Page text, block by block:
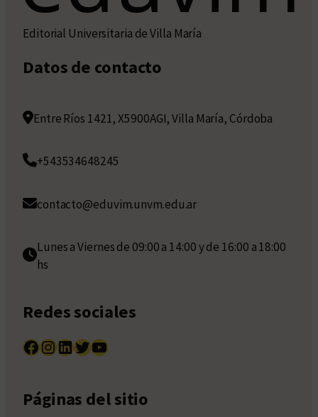
Editorial Universitaria de Villa María
Datos de contacto
Entre Ríos 1421, X5900AGI, Villa María, Córdoba
+543534648245
contacto@eduvim.unvm.edu.ar
Lunes a Viernes de 09:00 a 14:00 y de 16:00 a 18:00
hs
Redes sociales
Facebook InstagramLinkedIn Twitter YouTube
Páginas del sitio